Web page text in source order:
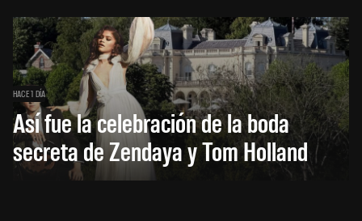
HACE 1 DÍA
Así fue la celebración de la boda
secreta de Zendaya y Tom Holland